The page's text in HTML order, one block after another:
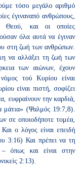
τόσο μεγάλο αριθμό
έγιναναπό ανθρώπους,
Θεού, και οι οποίες
όλα αυτά να έγιναν
στη ζωή των ανθρώπων.
να αλλάξει τη ζωή των
των αιώνων, έχουν
τού Κυρίου είναι
είναι πιστή, σοφίζει
ευφραίνουν την καρδιά,
μάτια» (Ψαλμός 19:7,8).
σε οποιοδήποτε τομέα,
ο λόγος είναι επειδή
3:16) Και πρέπει να τη
όπως και είναι στην
2:13).